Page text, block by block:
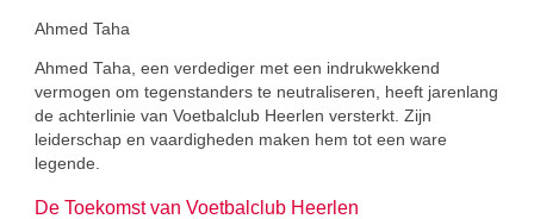
Ahmed Taha
Ahmed Taha, een verdediger met een indrukwekkend
vermogen om tegenstanders te neutraliseren, heeft jarenlang
de achterlinie van Voetbalclub Heerlen versterkt. Zijn
leiderschap en vaardigheden maken hem tot een ware
legende.
De Toekomst van Voetbalclub Heerlen